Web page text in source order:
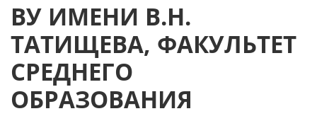
ВУ ИМЕНИ В.Н.
ТАТИЩЕВА, ФАКУЛЬТЕТ
СРЕДНЕГО
ОБРАЗОВАНИЯ